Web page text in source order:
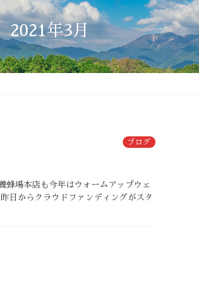
2021年3月
ブログ
蜂場本店も今年はウォームアップウェ
日からクラウドファンディングがスタ